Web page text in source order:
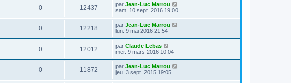
0 12437 par Jean-Luc Marrou
sam. 10 sept. 2016 19:00
0 12218 par Jean-Luc Marrou
lun. 9 mai 2016 21:54
0 12012 par Claude Lebas
mer. 9 mars 2016 10:04
0 11872 par Jean-Luc Marrou
jeu. 3 sept. 2015 19:05